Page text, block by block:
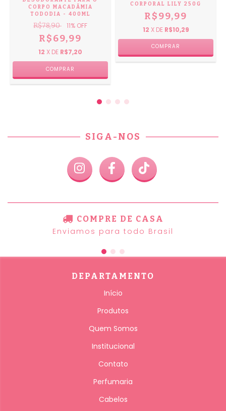
CORPO MACADÂMIA
TODODIA - 400ML
R$78,90 11% OFF
R$69,99
12 X DE R$7,20
CORPORAL LILY 250G
R$99,99
12 X DE R$10,29
SIGA-NOS
COMPRE DE CASA
Enviamos para todo Brasil
DEPARTAMENTO
Início
Produtos
Quem Somos
Institucional
Contato
Perfumaria
Cabelos